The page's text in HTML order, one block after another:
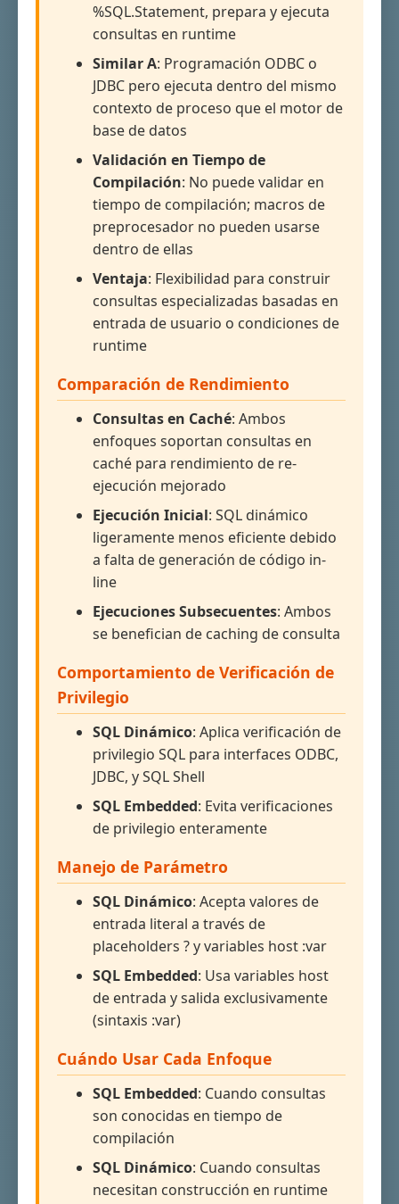
%SQL.Statement, prepara y ejecuta
consultas en runtime
Similar A: Programación ODBC o
JDBC pero ejecuta dentro del mismo
contexto de proceso que el motor de
base de datos
Validación en Tiempo de
Compilación: No puede validar en
tiempo de compilación; macros de
preprocesador no pueden usarse
dentro de ellas
Ventaja: Flexibilidad para construir
consultas especializadas basadas en
entrada de usuario o condiciones de
runtime
Comparación de Rendimiento
Consultas en Caché: Ambos
enfoques soportan consultas en
caché para rendimiento de re-
ejecución mejorado
Ejecución Inicial: SQL dinámico
ligeramente menos eficiente debido
a falta de generación de código in-
line
Ejecuciones Subsecuentes: Ambos
se benefician de caching de consulta
Comportamiento de Verificación de
Privilegio
SQL Dinámico: Aplica verificación de
privilegio SQL para interfaces ODBC,
JDBC, y SQL Shell
SQL Embedded: Evita verificaciones
de privilegio enteramente
Manejo de Parámetro
SQL Dinámico: Acepta valores de
entrada literal a través de
placeholders ? y variables host :var
SQL Embedded: Usa variables host
de entrada y salida exclusivamente
(sintaxis :var)
Cuándo Usar Cada Enfoque
SQL Embedded: Cuando consultas
son conocidas en tiempo de
compilación
SQL Dinámico: Cuando consultas
necesitan construcción en runtime